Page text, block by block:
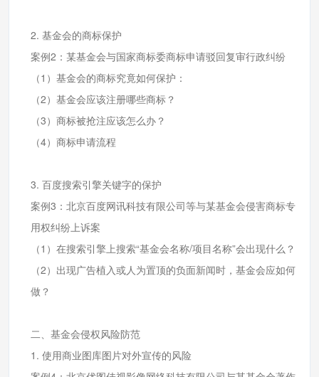
2. 基金会的商标保护
案例2：某基金会与国家商标委商标申请驳回复审行政纠纷
（1）基金会的商标究竟如何保护：
（2）基金会应该注册哪些商标？
（3）商标被抢注应该怎么办？
（4）商标申请流程
3. 百度搜索引擎关键字的保护
案例3：北京百度网讯科技有限公司等与某基金会侵害商标专
用权纠纷上诉案
（1）在搜索引擎上搜索“基金会名称/项目名称”会出现什么？
（2）出现广告植入或人为置顶的负面新闻时，基金会应如何
做？
二、基金会侵权风险防范
1. 使用商业图库图片对外宣传的风险